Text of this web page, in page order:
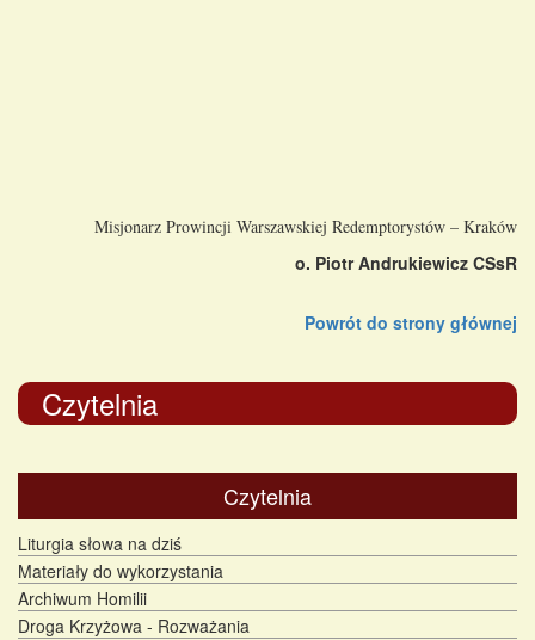
Misjonarz Prowincji Warszawskiej Redemptorystów – Kraków
o. Piotr Andrukiewicz CSsR
Powrót do strony głównej
Czytelnia
Czytelnia
Liturgia słowa na dziś
Materiały do wykorzystania
Archiwum Homilii
Droga Krzyżowa - Rozważania